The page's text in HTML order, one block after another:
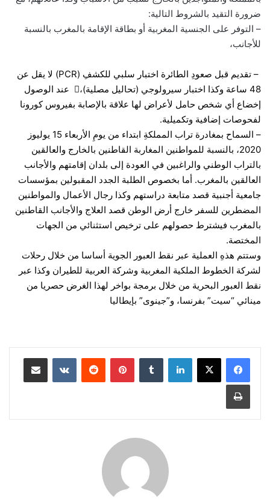
ضرورة التقيد بالشروط التالية:
– التوفر على الجنسية المغربية أو بطاقة الإقامة بالمغرب بالنسبة
للأجانب،
– تقديم قبل صعودِ الطائرة اختبار سلبي للكشفِ (PCR) لا يقل عن
48 ساعة وكذا اختبار سيرولوجي (تحاليل مصلية)، عند الوصول
إخضاع أي شخص حامل لأعراض لها علاقة بالإصابة بفيروس كورونا
لفحوصات إضافية وتكميلية.
– السماح بمغادرة تراب المملكةِ ابتداء من يومِ الأربعاء 15 يوليوز
2020، بالنسبة للمواطنين المغاربة القاطنين بالخارج والعالقين
بالتراب الوطني والراغبين في العودة إلى بلدان إقامتهم والأجانب
العالقين بالمغرب. أما بخصوص الطلبة الجدد المقبولين بمؤسسات
جامعية أجنبية قصد متابعة دراستهم وكذا رجال الأعمال والمواطنين
المضطرين للسفر خارج أرض الوطن قصد العلاج والأجانب القاطنين
بالمغرب فيشترط حصولهم على ترخيص استثنائي من الجهات
المختصة.
وستتم هذهِ العملية عبر نقط العبور الجوية أساسا من خلال رحلات
لشركة الخطوط الملكية المغربية وشركة العربية للطيران وكذا عبر
نقط العبور البحرية من خلال برمجة بواخر لهذا الغرض حصريا من
مينائي “سيت” بفرنسا، و”جينوى” بإيطاليا
لينكدإن بينتيريست مشاركة عبر البريد
طباعة